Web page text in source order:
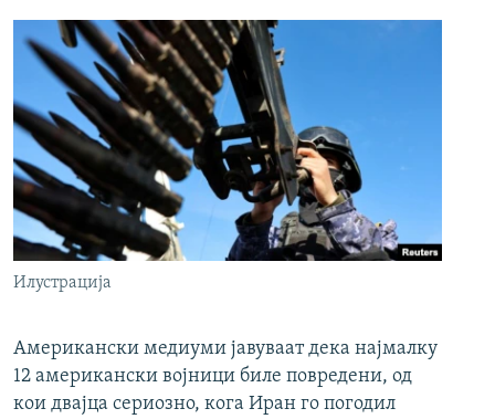
Илустрација
Американски медиуми јавуваат дека најмалку
12 американски војници биле повредени, од
кои двајца сериозно, кога Иран го погодил